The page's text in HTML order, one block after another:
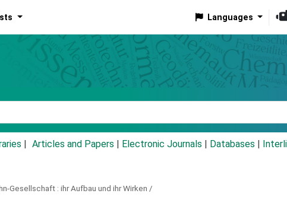
Languages
Articles and Papers Electronic Journals Databases
Gesellschaft : ihr Aufbau und ihr Wirken /